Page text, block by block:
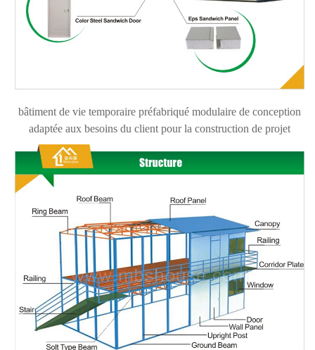
bâtiment de vie temporaire préfabriqué modulaire de conception
adaptée aux besoins du client pour la construction de projet